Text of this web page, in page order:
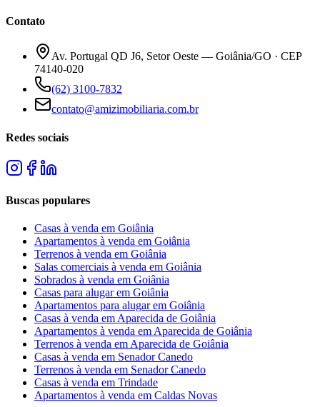
Contato
Av. Portugal QD J6, Setor Oeste — Goiânia/GO · CEP
74140-020
(62) 3100-7832
contato@amizimobiliaria.com.br
Redes sociais
Buscas populares
Casas à venda em Goiânia
Apartamentos à venda em Goiânia
Terrenos à venda em Goiânia
Salas comerciais à venda em Goiânia
Sobrados à venda em Goiânia
Casas para alugar em Goiânia
Apartamentos para alugar em Goiânia
Casas à venda em Aparecida de Goiânia
Apartamentos à venda em Aparecida de Goiânia
Terrenos à venda em Aparecida de Goiânia
Casas à venda em Senador Canedo
Terrenos à venda em Senador Canedo
Casas à venda em Trindade
Apartamentos à venda em Caldas Novas